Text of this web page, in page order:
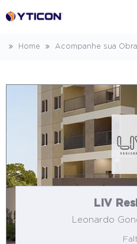
Home Acompanhe sua Obra
LIV
Leonardo